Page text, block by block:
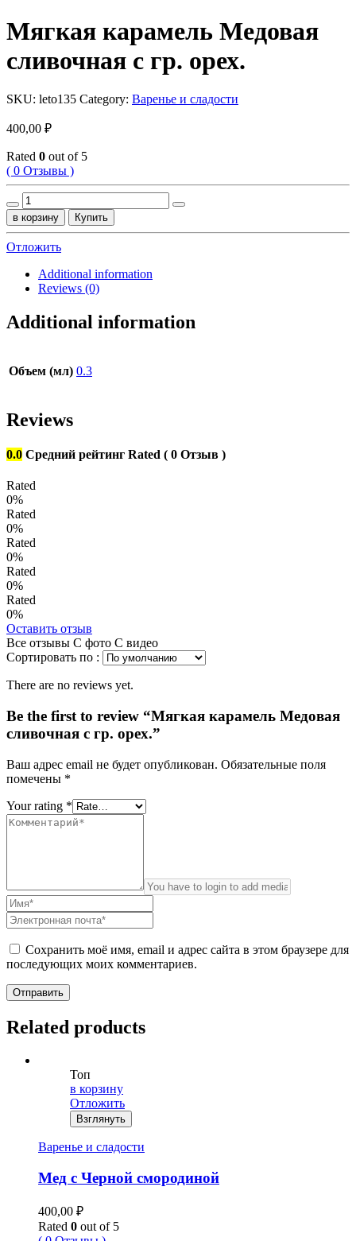
Мягкая карамель Медовая
сливочная с гр. орех.
SKU: leto135 Category: Варенье и сладости
400,00 ₽
Rated 0 out of 5
( 0 Отзывы )
Мягкая
карамель
Медовая
с
гр.
орех.
quantity
в корзину Купить
Отложить
Additional information
Reviews (0)
Additional information
Объем (мл) 0.3
Reviews
0.0 Средний рейтинг Rated ( 0 Отзыв )
Rated
0%
Rated
0%
Rated
0%
Rated
0%
Rated
0%
Оставить отзыв
Все отзывы С фото С видео
Сортировать по :
There are no reviews yet.
Be the first to review “Мягкая карамель Медовая
сливочная с гр. орех.”
Ваш адрес email не будет опубликован. Обязательные поля
помечены *
Your rating *
Сохранить моё имя, email и адрес сайта в этом браузере для
последующих моих комментариев.
Отправить
Related products
Топ
в корзину
Отложить
Взглянуть
Варенье и сладости
Мед с Черной смородиной
400,00 ₽
Rated 0 out of 5